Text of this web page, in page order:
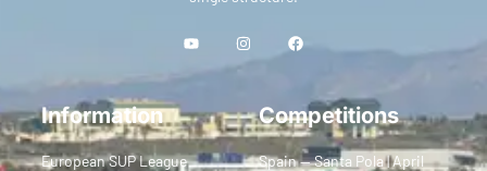
Information
European SUP League
Competitions
Spain — Santa Pola | April